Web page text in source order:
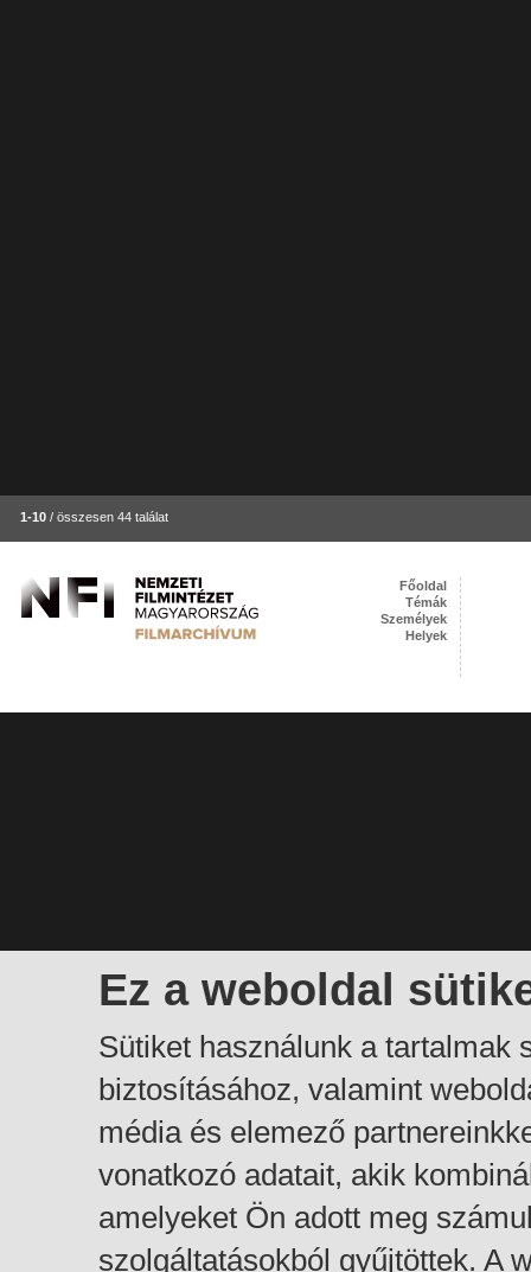
1-10 / összesen 44 találat
Ez a weboldal
Sütiket használunk a tartalmak
biztosításához, valamint
média és elemező
vonatkozó adatait, akik
amelyeket Ön adott meg
szolgáltatásokból gyűjtöttek. A
Főoldal
Témák
Személyek
Helyek